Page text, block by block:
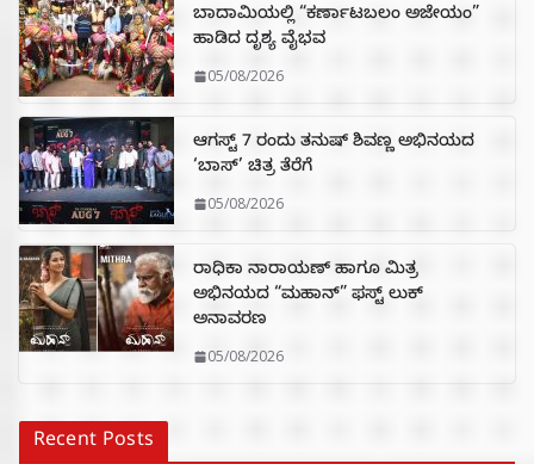
ಬಾದಾಮಿಯಲ್ಲಿ “ಕರ್ಣಾಟಬಲಂ ಅಜೇಯಂ”
ಹಾಡಿದ ದೃಶ್ಯ ವೈಭವ
05/08/2026
ಆಗಸ್ಟ್ 7 ರಂದು ತನುಷ್ ಶಿವಣ್ಣ ಅಭಿನಯದ
‘ಬಾಸ್’ ಚಿತ್ರ ತೆರೆಗೆ
05/08/2026
ರಾಧಿಕಾ ನಾರಾಯಣ್ ಹಾಗೂ ಮಿತ್ರ
ಅಭಿನಯದ “ಮಹಾನ್” ಫಸ್ಟ್ ಲುಕ್
ಅನಾವರಣ
05/08/2026
Recent Posts